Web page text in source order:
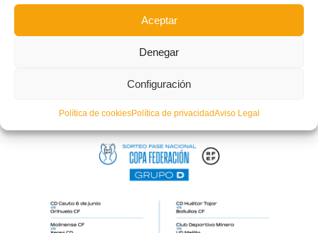
Aceptar
Denegar
Configuración
Política de cookiesPolítica de privacidadAviso Legal
en la fase autonómica, el club oriolano se medirá a
los ceutís en eliminatoria a partido único fuera de casa, tras el sorteo realizado
CD Ceuta 6 de junio
está encuadrado elOrihuela.